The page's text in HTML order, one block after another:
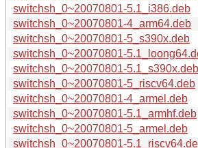
switchsh_0~20070801-5.1_i386.deb
switchsh_0~20070801-4_arm64.deb
switchsh_0~20070801-5_s390x.deb
switchsh_0~20070801-
switchsh_0~20070801-5.1_s390x.deb
switchsh_0~20070801-5_riscv64.deb
switchsh_0~20070801-4_armel.deb
switchsh_0~20070801-5.1_armhf.deb
switchsh_0~20070801-5_armel.deb
switchsh_0~20070801-